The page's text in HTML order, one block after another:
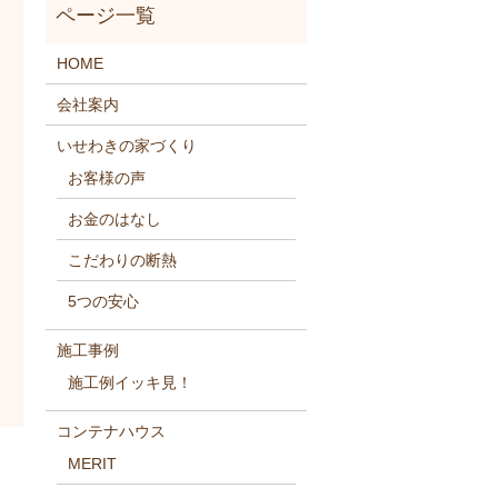
HOME
会社案内
いせわきの家づくり
お客様の声
お金のはなし
こだわりの断熱
5つの安心
施工事例
施工例イッキ見！
コンテナハウス
MERIT